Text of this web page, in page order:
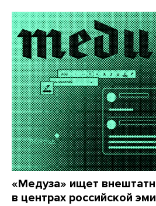
«Медуза» ищет
в центрах российской